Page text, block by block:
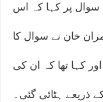
سوال پر کہا کہ اس
خان نے سوال کا
کہا تھا کہ ان کی
ہٹائی گئی۔